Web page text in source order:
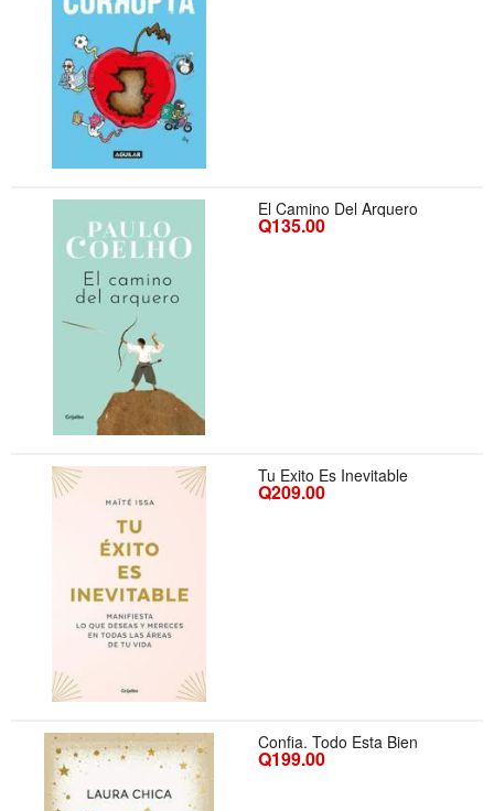
El Camino Del Arquero
Q135.00
Tu Exito Es Inevitable
Q209.00
Confia. Todo Esta Bien
Q199.00